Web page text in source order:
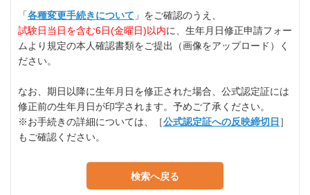
「各種変更手続きについて 」をご確認のうえ、
試験日当日を含む6日(金曜日)以内に、生年月日修正申請フォー
ムより規定の本人確認書類をご提出（画像をアップロード）く
ださい。
なお、期日以降に生年月日を修正された場合、公式認定証には
修正前の生年月日が印字されます。予めご了承ください。
※お手続きの詳細については、［公式認定証への反映締切日 ］
もご確認ください。
検索へ戻る